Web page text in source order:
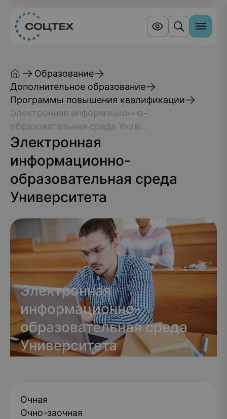
Образование
Дополнительное образование
Программы повышения квалификации
Электронная информационно-
образовательная среда Унив...
Электронная
информационно-
образовательная среда
Университета
Электронная
информационно-
образовательная среда
Университета
Очная
Очно-заочная